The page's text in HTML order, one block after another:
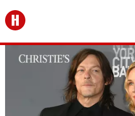
Перейти на главную